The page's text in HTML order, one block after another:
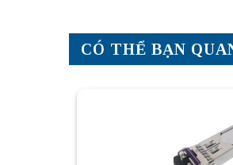
CÓ THỂ BẠN